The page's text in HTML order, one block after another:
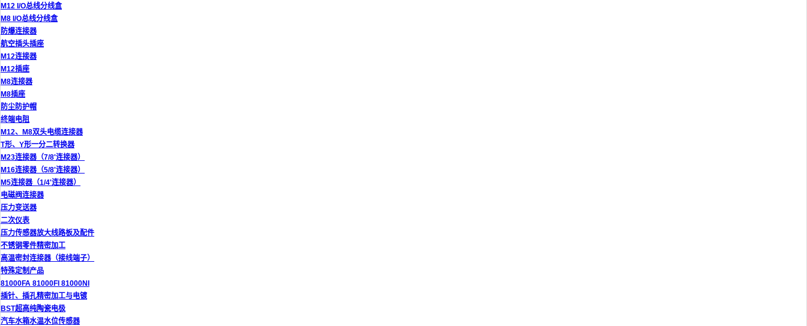
M12 I/O总线分线盒
M8 I/O总线分线盒
防爆连接器
航空插头插座
M12连接器
M12插座
M8连接器
M8插座
防尘防护帽
终端电阻
M12、M8双头电缆连接器
T形、Y形一分二转换器
M23连接器（7/8'连接器）
M16连接器（5/8'连接器）
M5连接器（1/4'连接器）
电磁阀连接器
压力变送器
二次仪表
压力传感器放大线路板及配件
不锈钢零件精密加工
高温密封连接器（接线端子）
特殊定制产品
81000FA 81000FI 81000NI
插针、插孔精密加工与电镀
BST超高纯陶瓷电极
汽车水箱水温水位传感器